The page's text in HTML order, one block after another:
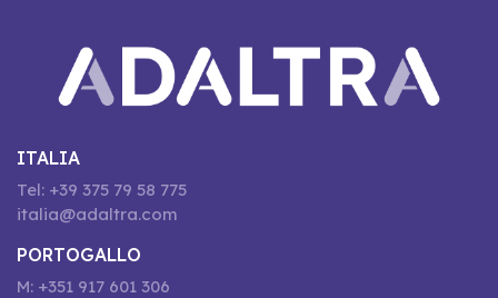
ITALIA
Tel: +39 375 79 58 775
italia@adaltra.com
PORTOGALLO
M: +351 917 601 306